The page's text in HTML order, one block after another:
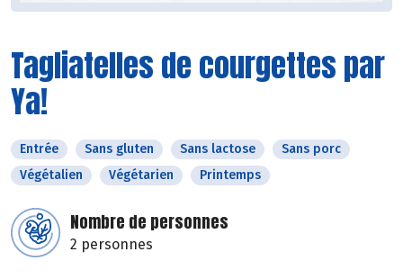
Tagliatelles de courgettes par
Ya!
Entrée Sans gluten Sans lactose
Sans porc
Végétalien
Végétarien Printemps
Nombre de personnes
2 personnes